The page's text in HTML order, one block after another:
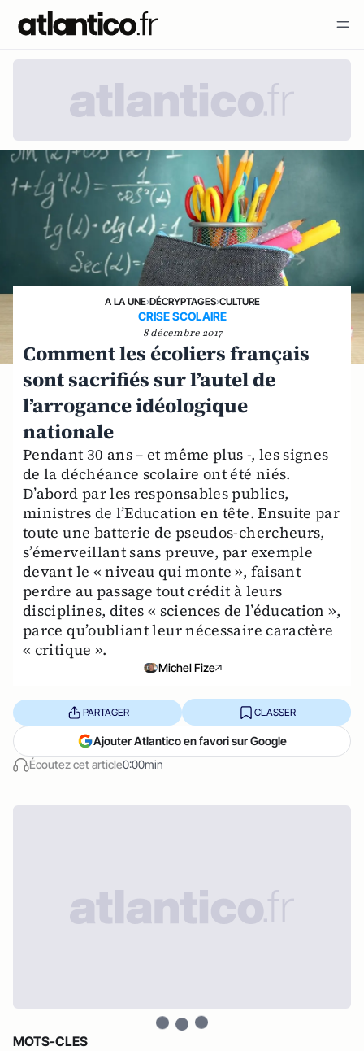
A LA UNE›DÉCRYPTAGES›CULTURE
CRISE SCOLAIRE
8 décembre 2017
Comment les écoliers français
sont sacrifiés sur l’autel de
l’arrogance idéologique
nationale
Pendant 30 ans – et même plus -, les signes
de la déchéance scolaire ont été niés.
D’abord par les responsables publics,
ministres de l’Education en tête. Ensuite par
toute une batterie de pseudos-chercheurs,
s’émerveillant sans preuve, par exemple
devant le « niveau qui monte », faisant
perdre au passage tout crédit à leurs
disciplines, dites « sciences de l’éducation »,
parce qu’oubliant leur nécessaire caractère
« critique ».
Michel Fize
Écoutez cet article0:00min
PARTAGER CLASSER
Ajouter Atlantico en favori sur Google
MOTS-CLES